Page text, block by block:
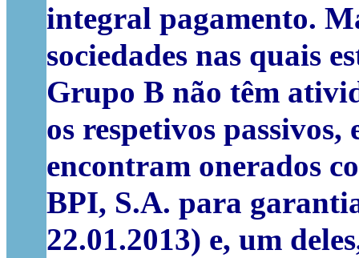
integral pagamento.
sociedades nas quais
Grupo B não têm
os respetivos
encontram onerados
BPI, S.A. para
22.01.2013) e, um